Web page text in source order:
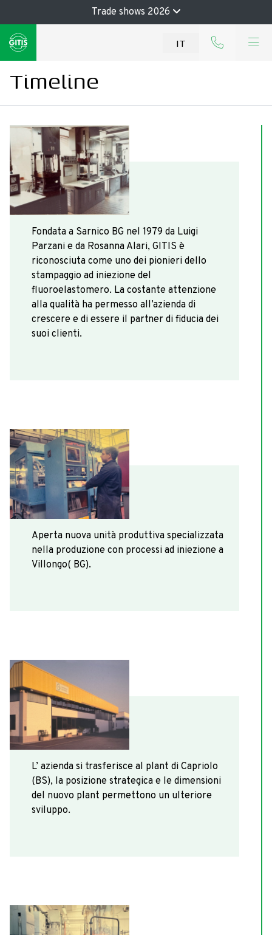
Trade shows 2026
IT
Timeline
1979
Fondata a Sarnico BG nel 1979 da Luigi
Parzani e da Rosanna Alari, GITIS è
riconosciuta come uno dei pionieri dello
stampaggio ad iniezione del
fluoroelastomero. La costante attenzione
alla qualità ha permesso all’azienda di
crescere e di essere il partner di fiducia dei
suoi clienti.
1982
Aperta nuova unità produttiva specializzata
nella produzione con processi ad iniezione a
Villongo( BG).
1992
L’ azienda si trasferisce al plant di Capriolo
(BS), la posizione strategica e le dimensioni
del nuovo plant permettono un ulteriore
sviluppo.
1993